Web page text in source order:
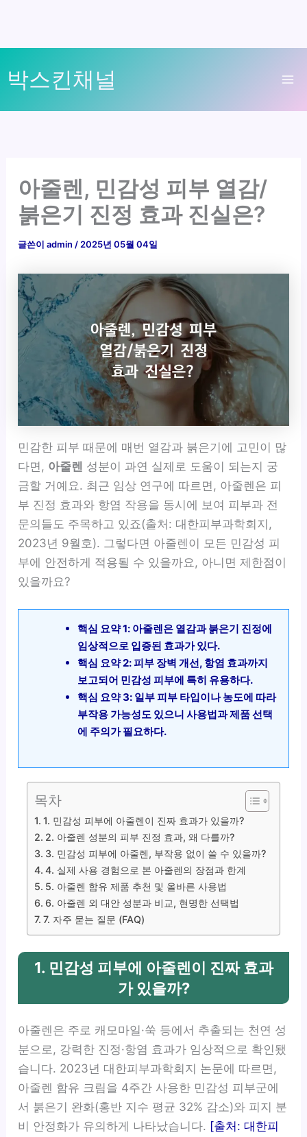
텐
로
박스킨채널
아줄렌, 민감성 피부 열감/
붉은기 진정 효과 진실은?
글쓴이admin / 2025년 05월 04일
민감한 피부 때문에 매번 열감과 붉은기에 고민이 많
다면, 아줄렌 성분이 과연 실제로 도움이 되는지 궁
금할 거예요. 최근 임상 연구에 따르면, 아줄렌은 피
부 진정 효과와 항염 작용을 동시에 보여 피부과 전
문의들도 주목하고 있죠(출처: 대한피부과학회지,
2023년 9월호). 그렇다면 아줄렌이 모든 민감성 피
부에 안전하게 적용될 수 있을까요, 아니면 제한점이
있을까요?
핵심 요약 1: 아줄렌은 열감과 붉은기 진정에
임상적으로 입증된 효과가 있다.
핵심 요약 2: 피부 장벽 개선, 항염 효과까지
보고되어 민감성 피부에 특히 유용하다.
핵심 요약 3: 일부 피부 타입이나 농도에 따라
부작용 가능성도 있으니 사용법과 제품 선택
에 주의가 필요하다.
목차
1. 민감성 피부에 아줄렌이 진짜 효과가 있을까?
2. 아줄렌 성분의 피부 진정 효과, 왜 다를까?
3. 민감성 피부에 아줄렌, 부작용 없이 쓸 수 있을까?
4. 실제 사용 경험으로 본 아줄렌의 장점과 한계
5. 아줄렌 함유 제품 추천 및 올바른 사용법
6. 아줄렌 외 대안 성분과 비교, 현명한 선택법
7. 자주 묻는 질문 (FAQ)
1. 민감성 피부에 아줄렌이 진짜 효과
가 있을까?
아줄렌은 주로 캐모마일·쑥 등에서 추출되는 천연 성
분으로, 강력한 진정·항염 효과가 임상적으로 확인됐
습니다. 2023년 대한피부과학회지 논문에 따르면,
아줄렌 함유 크림을 4주간 사용한 민감성 피부군에
서 붉은기 완화(홍반 지수 평균 32% 감소)와 피지 분
비 안정화가 유의하게 나타났습니다. [출처: 대한피